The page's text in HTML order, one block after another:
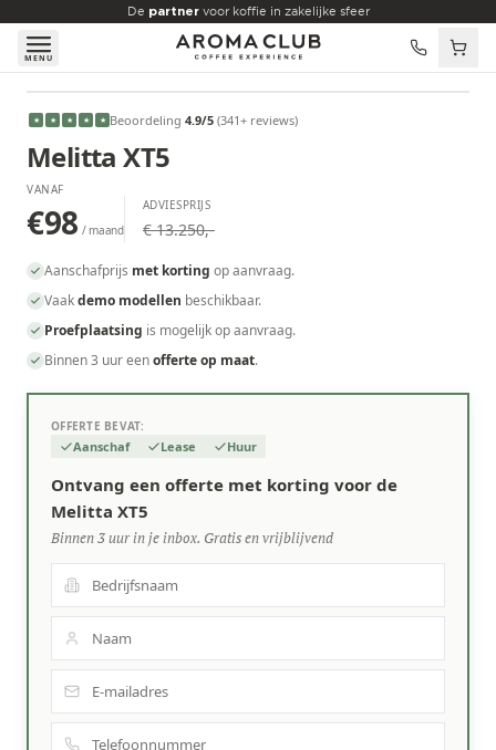
Skip to main content
De partnervoor koffie in zakelijke sfeer
MENU
VANAF
€98
★ ★ ★ ★ ★ Beoordeling 4.9/5 (341+ reviews)
Melitta XT5
VANAF
€98 / maand
ADVIESPRIJS
€ 13.250,-
Aanschafprijs met korting op aanvraag.
Vaakdemo modellen beschikbaar.
Proefplaatsing is mogelijk op aanvraag.
Binnen 3 uur eenofferte op maat.
OFFERTE BEVAT:
Aanschaf Lease Huur
Ontvang een offerte met korting voor de
Melitta XT5
Binnen 3 uur in je inbox. Gratis en vrijblijvend